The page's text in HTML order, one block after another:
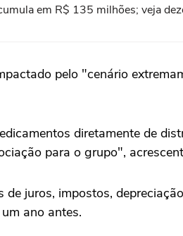
em R$ 135 milhões; veja
pelo "cenário
‌diretamente de
para o grupo",
juros, impostos,
ano antes.